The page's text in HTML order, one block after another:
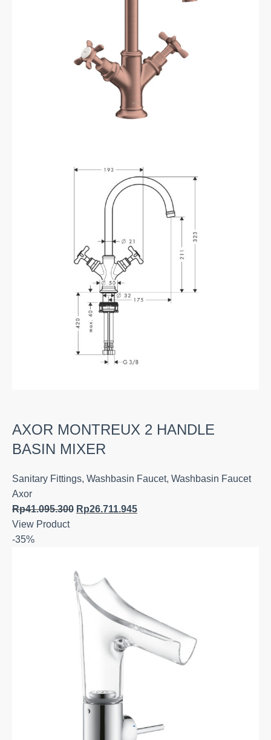
AXOR MONTREUX 2 HANDLE
BASIN MIXER
Sanitary Fittings, Washbasin Faucet, Washbasin Faucet
Axor
Rp41.095.300 Rp26.711.945
View Product
-35%